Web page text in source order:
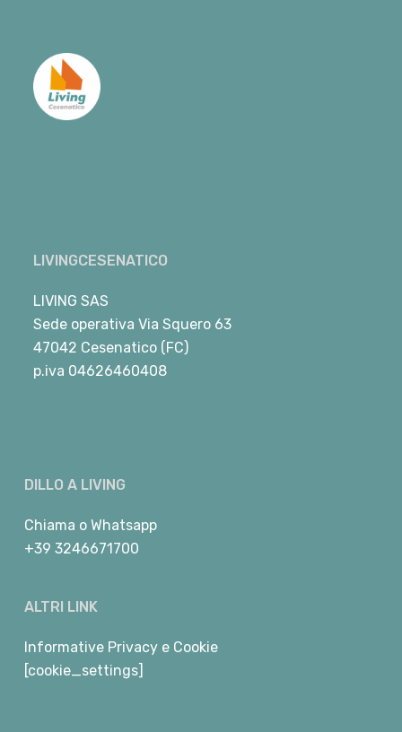
LIVINGCESENATICO
LIVING SAS
Sede operativa Via Squero 63
47042 Cesenatico (FC)
p.iva 04626460408
DILLO A LIVING
Chiama o Whatsapp
+39 3246671700
ALTRI LINK
Informative Privacy e Cookie
[cookie_settings]